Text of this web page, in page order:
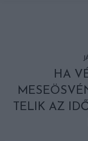
HA
TELIK AZ